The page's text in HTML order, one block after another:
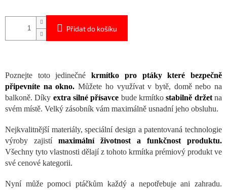
Přidat do košíku
Poznejte toto jedinečnékrmítko pro ptáky které bezpečně
připevníte na okno. Můžete ho využívat v bytě, domě nebo na
balkoně. Díky extra silné přísavce bude krmítkostabilně držetna
svém místě. Velký zásobník vám maximálně usnadní jeho obsluhu.
Nejkvalitnější materiály, speciální design a patentovaná technologie
výroby zajistí maximální životnost a funkčnost produktu.
Všechny tyto vlastnosti dělají z tohoto krmítka prémiový produkt ve
své cenové kategorii.
Nyní může pomoci ptáčkům každý a nepotřebuje ani zahradu.